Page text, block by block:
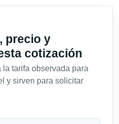
precio y
cotización
la tarifa observada para
y sirven para solicitar